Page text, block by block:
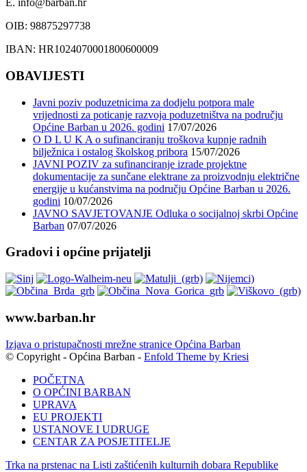
E. info@barban.hr
OIB: 98875297738
IBAN: HR1024070001800600009
OBAVIJESTI
Javni poziv poduzetnicima za dodjelu potpora male
vrijednosti za poticanje razvoja poduzetništva na području
Općine Barban u 2026. godini 17/07/2026
O D L U K A o sufinanciranju troškova kupnje radnih
bilježnica i ostalog školskog pribora 15/07/2026
JAVNI POZIV za sufinanciranje izrade projektne
dokumentacije za sunčane elektrane za proizvodnju električne
energije u kućanstvima na području Općine Barban u 2026.
godini 10/07/2026
JAVNO SAVJETOVANJE Odluka o socijalnoj skrbi Općine
Barban 07/07/2026
Gradovi i općine prijatelji
www.barban.hr
Izjava o pristupačnosti mrežne stranice Općina Barban
© Copyright - Općina Barban - Enfold Theme by Kriesi
POČETNA
O OPĆINI BARBAN
UPRAVA
EU PROJEKTI
USTANOVE I UDRUGE
CENTAR ZA POSJETITELJE
Trka na prstenac na Listi zaštićenih kulturnih dobara Republike